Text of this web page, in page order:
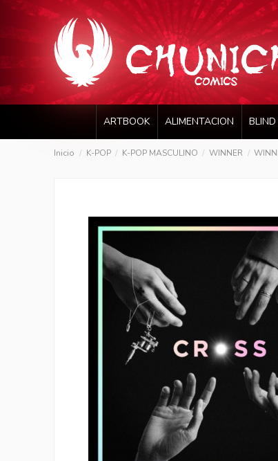
ARTBOOK ALIMENTACION
Inicio K-POP K-POP MASCULINO WINNER